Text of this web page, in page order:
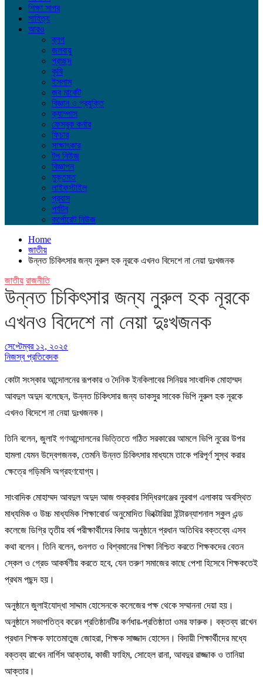
শিক্ষা সাগর
সাহিত্য
আরও
ব্লগ
জলবায়ু
প্রচ্ছদ
কৃষি
ইসলাম
জব মার্কেট
বিজ্ঞান ও প্রযুক্তি
ক্যাম্পাস
ফেসবুক কর্নার
ফিচার
সাক্ষাৎকার
টপ নিউজ
বিজ্ঞাপন
মুক্তমত
লাইফস্টাইল
প্রবাস
পর্যটন
কর্পোরেট নিউজ
Home
জাতীয়
উন্নত চিকিৎসার জন্য নুরুল হক নূরকে এখনও বিদেশে না নেয়া দুঃখজনক
জাতীয় রাজনীতি
উন্নত চিকিৎসার জন্য নুরুল হক নূরকে
এখনও বিদেশে না নেয়া দুঃখজনক
সেপ্টেম্বর ১২, ২০২৫
নিজস্ব প্রতিবেদক
কোটা সংস্কার আন্দোলনের রূপকার ও দৈনিক ইনকিলাবের সিনিয়র সাংবাদিক মোহাম্মদ
আবদুল অদুদ বলেছেন, উন্নত চিকিৎসার জন্য ডাকসুর সাবেক ভিপি নুরুল হক নূরকে
এখনও বিদেশে না নেয়া দুঃখজনক।
তিনি বলেন, জুলাই গণআন্দোলনের ভিত্তিতে গঠিত সরকারের আমলে ভিপি নুরের উপর
হামলা যেমন উদ্বেগজনক, তেমনি উন্নত চিকিৎসার মাধ্যমে তাকে পরিপূর্ণ সুস্থ করার
ক্ষেত্রে গড়িমসি অগ্রহণযোগ্য।
সাংবাদিক মোহাম্মদ আবদুল অদুদ আজ শুক্রবার সিদ্ধিরগঞ্জের নুরবাগ এলাকায় অবস্থিত
মাধ্যমিক ও উচ্চ মাধ্যমিক শিক্ষাবোর্ড অনুমোদিত ভিক্টোরিয়া ইন্টারন্যাশনাল স্কুল এন্ড
কলেজে ডিগ্রি তৃতীয় বর্ষ পরীক্ষার্থীদের বিদায় অনুষ্ঠানে প্রধান অতিথির বক্তব্যে এসব
কথা বলেন। তিনি বলেন, গুনগত ও বিশ্বমানের শিক্ষা নিশ্চিত করতে শিক্ষকদের বেতন
স্কেল ও গ্রেড আকর্ষণীয় করতে হবে, যেন তরুণ সমাজের কাছে পেশা হিসেবে শিক্ষকতেই
প্রথম পছন্দ হয়।
অনুষ্ঠানে জুলাইযোদ্ধা সাদ্দাম হোসেনকে কলেজের পক্ষ থেকে সম্মাননা দেয়া হয়।
অনুষ্ঠানে সভাপতিত্ব করেন প্রতিষ্ঠানটির কর্ণধার-প্রতিষ্ঠাতা ওমর ফারুক। বক্তব্য রাখেন
প্রধান শিক্ষক ফাতেমাতুজ জোহরা, শিক্ষক সাজ্জাদ হোসেন। বিদায়ী শিক্ষার্থীদের মধ্যে
বক্তব্য রাখেন নার্গিস আক্তার, কাজী ফাহিম, সোহেল রানা, আবদুর রাজ্জাক ও তানিয়া
আক্তার।